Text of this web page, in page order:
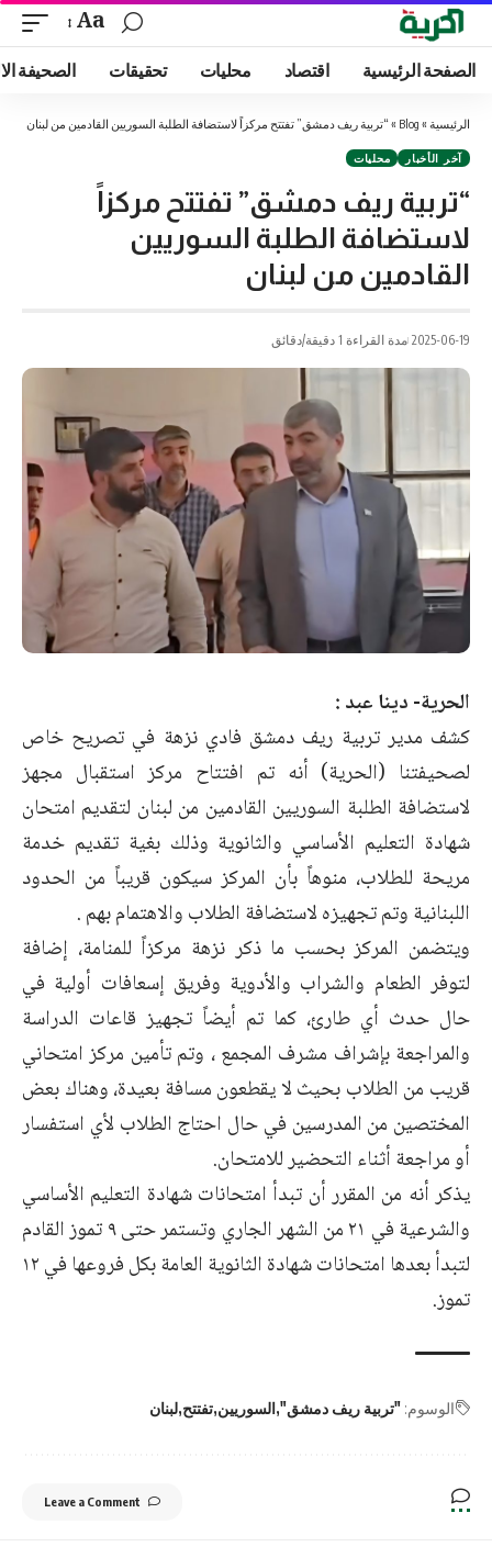
Aa
الصفحة الرئيسية اقتصاد محليات تحقيقات الصحيفة
الرئيسية »
Blog
»“تربية ريف دمشق” تفتتح مركزاً لاستضافة الطلبة السوريين القادمين من لبنان
آخر الأخبار محليات
“تربية ريف دمشق” تفتتح مركزاً
لاستضافة الطلبة السوريين
القادمين من لبنان
2025-06-19 مدة القراءة 1 دقيقة/دقائق
الحرية- دينا عبد :
كشف مدير تربية ريف دمشق فادي نزهة في تصريح خاص
لصحيفتنا (الحرية) أنه تم افتتاح مركز استقبال مجهز
لاستضافة الطلبة السوريين القادمين من لبنان لتقديم امتحان
شهادة التعليم الأساسي والثانوية وذلك بغية تقديم خدمة
مريحة للطلاب، منوهاً بأن المركز سيكون قريباً من الحدود
اللبنانية وتم تجهيزه لاستضافة الطلاب والاهتمام بهم .
ويتضمن المركز بحسب ما ذكر نزهة مركزاً للمنامة، إضافة
لتوفر الطعام والشراب والأدوية وفريق إسعافات أولية في
حال حدث أي طارئ، كما تم أيضاً تجهيز قاعات الدراسة
والمراجعة بإشراف مشرف المجمع ، وتم تأمين مركز امتحاني
قريب من الطلاب بحيث لا يقطعون مسافة بعيدة، وهناك بعض
المختصين من المدرسين في حال احتاج الطلاب لأي استفسار
أو مراجعة أثناء التحضير للامتحان.
يذكر أنه من المقرر أن تبدأ امتحانات شهادة التعليم الأساسي
والشرعية في ٢١ من الشهر الجاري وتستمر حتى ٩ تموز القادم
لتبدأ بعدها امتحانات شهادة الثانوية العامة بكل فروعها في ١٢
تموز.
الوسوم: "تربية ريف دمشق" السوريين تفتتح لبنان
Leave a Comment